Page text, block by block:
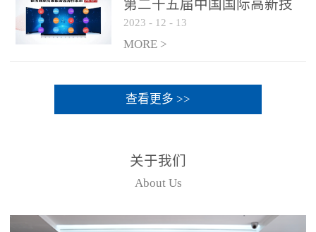
第二十五届中国国际高新技
术成果交易会 银河麒麟高级
服务器操作系统荣获 “优秀
2023 - 12 - 13
MORE >
查看更多 >>
关于我们
About Us